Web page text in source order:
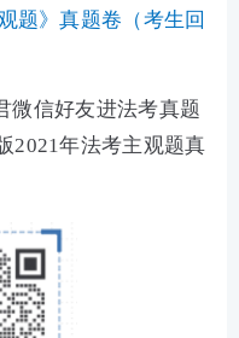
题》真题卷（考生回
微信好友进法考真题
2021年法考主观题真